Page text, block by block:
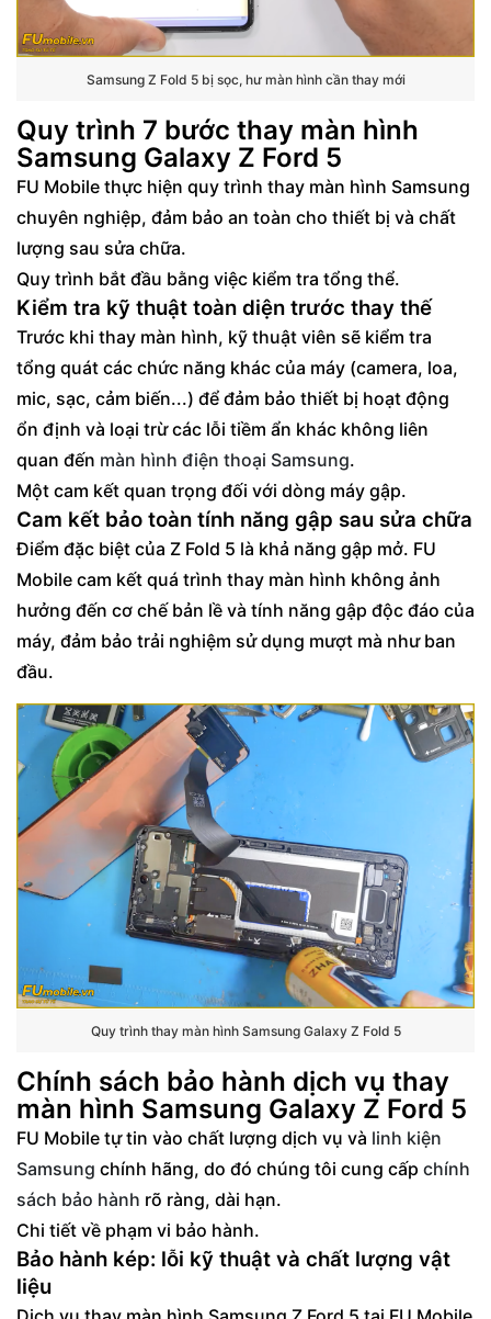
Samsung Z Fold 5 bị sọc, hư màn hình cần thay mới
Quy trình 7 bước thay màn hình
Samsung Galaxy Z Ford 5
FU Mobile thực hiện quy trình thay màn hình Samsung
chuyên nghiệp, đảm bảo an toàn cho thiết bị và chất
lượng sau sửa chữa.
Quy trình bắt đầu bằng việc kiểm tra tổng thể.
Kiểm tra kỹ thuật toàn diện trước thay thế
Trước khi thay màn hình, kỹ thuật viên sẽ kiểm tra
tổng quát các chức năng khác của máy (camera, loa,
mic, sạc, cảm biến...) để đảm bảo thiết bị hoạt động
ổn định và loại trừ các lỗi tiềm ẩn khác không liên
quan đến màn hình điện thoại Samsung.
Một cam kết quan trọng đối với dòng máy gập.
Cam kết bảo toàn tính năng gập sau sửa chữa
Điểm đặc biệt của Z Fold 5 là khả năng gập mở. FU
Mobile cam kết quá trình thay màn hình không ảnh
hưởng đến cơ chế bản lề và tính năng gập độc đáo của
máy, đảm bảo trải nghiệm sử dụng mượt mà như ban
đầu.
Quy trình thay màn hình Samsung Galaxy Z Fold 5
Chính sách bảo hành dịch vụ thay
màn hình Samsung Galaxy Z Ford 5
FU Mobile tự tin vào chất lượng dịch vụ và linh kiện
Samsung chính hãng, do đó chúng tôi cung cấp chính
sách bảo hành rõ ràng, dài hạn.
Chi tiết về phạm vi bảo hành.
Bảo hành kép: lỗi kỹ thuật và chất lượng vật
liệu